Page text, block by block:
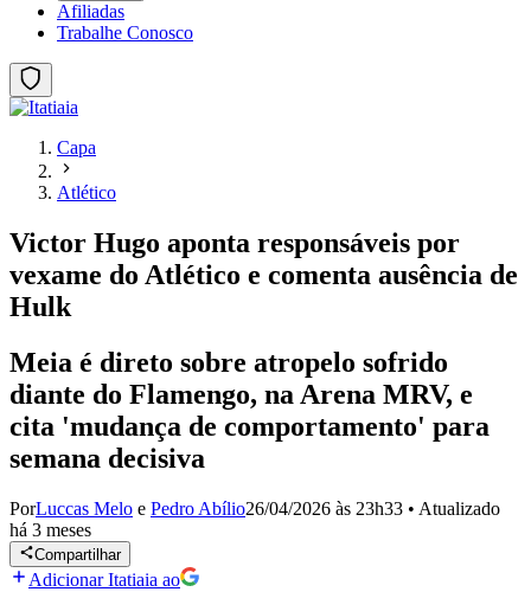
Afiliadas
Trabalhe Conosco
Capa
Atlético
Victor Hugo aponta responsáveis por
vexame do Atlético e comenta ausência de
Hulk
Meia é direto sobre atropelo sofrido
diante do Flamengo, na Arena MRV, e
cita 'mudança de comportamento' para
semana decisiva
PorLuccas Melo e Pedro Abílio26/04/2026 às 23h33 • Atualizado
há 3 meses
Compartilhar
Adicionar Itatiaia ao